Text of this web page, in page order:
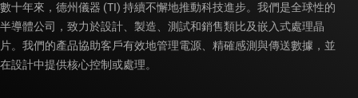
數十年來，德州儀器 (TI) 持續不懈地推動科技進步。我們是全球性的
半導體公司，致力於設計、製造、測試和銷售類比及嵌入式處理晶
片。我們的產品協助客戶有效地管理電源、精確感測與傳送數據，並
在設計中提供核心控制或處理。